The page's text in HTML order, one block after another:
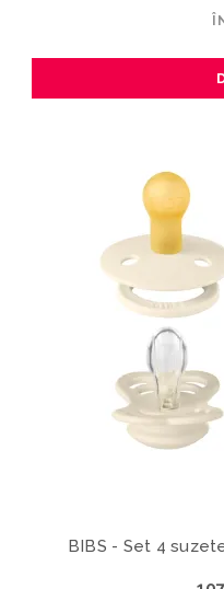
BIBS - Set 4